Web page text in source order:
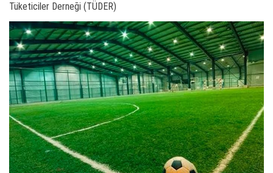
Tüketiciler Derneği (TÜDER)